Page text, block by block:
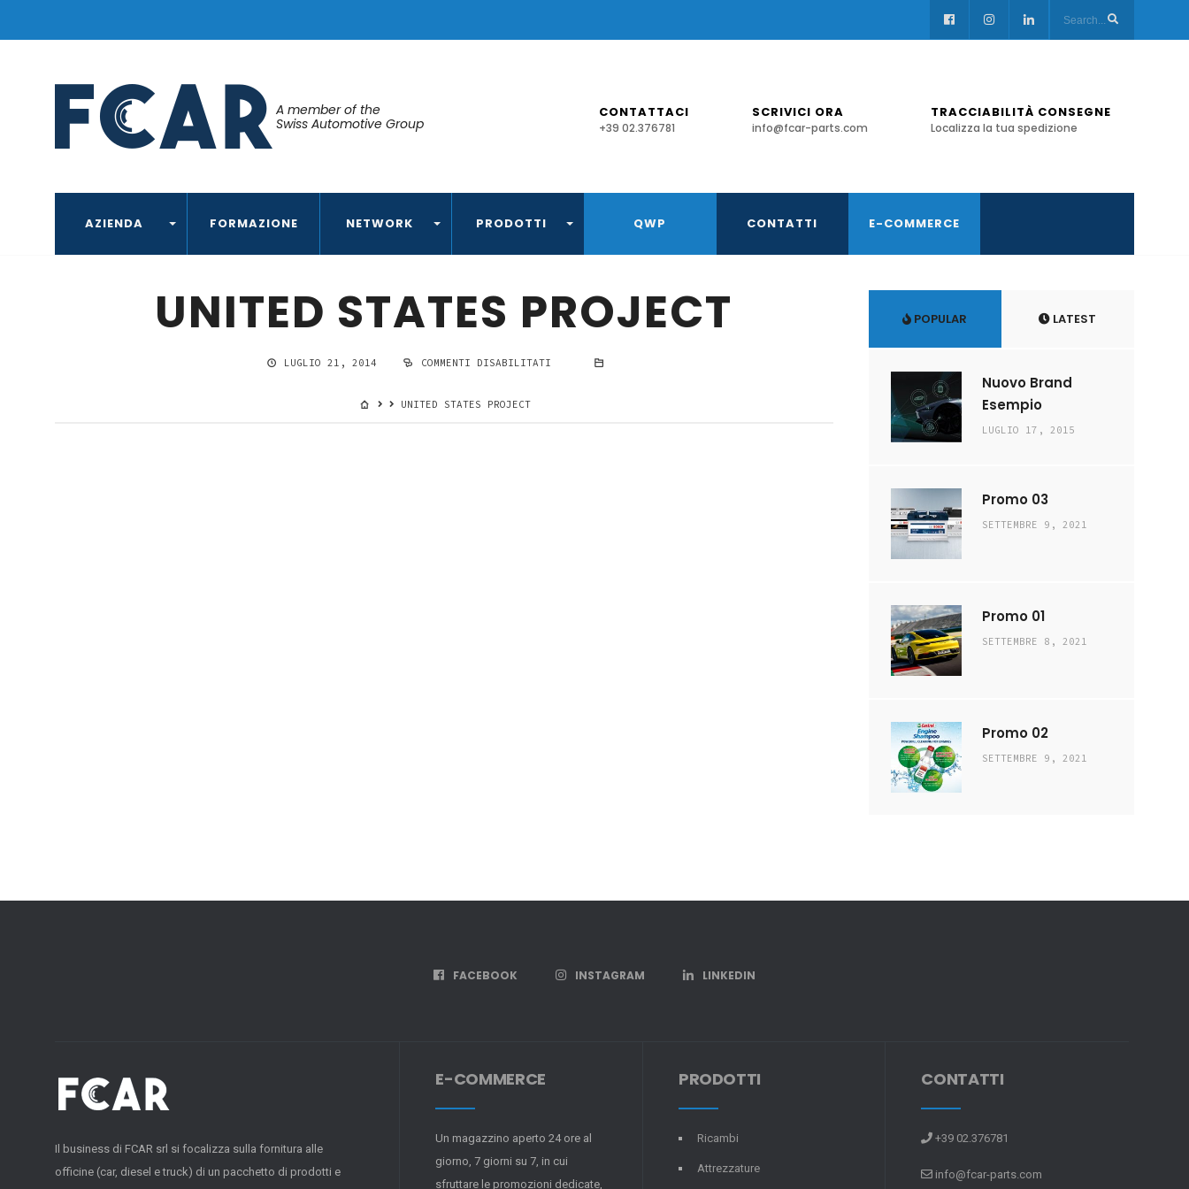
A member of the
Swiss Automotive Group
CONTATTACI
+39 02.376781
SCRIVICI ORA
info@fcar-parts.com
TRACCIABILITÀ CONSEGNE
Localizza la tua spedizione
AZIENDA FORMAZIONE NETWORK PRODOTTI QWP CONTATTI E-COMMERCE
UNITED STATES PROJECT
LUGLIO 21, 2014 COMMENTI DISABILITATI
UNITED STATES PROJECT
POPULAR LATEST
Nuovo Brand
Esempio
LUGLIO 17, 2015
Promo 03
SETTEMBRE 9, 2021
Promo 01
SETTEMBRE 8, 2021
Promo 02
SETTEMBRE 9, 2021
FACEBOOK INSTAGRAM LINKEDIN
Il business di FCAR srl si focalizza sulla fornitura alle
officine (car, diesel e truck) di un pacchetto di prodotti e
E-COMMERCE
Un magazzino aperto 24 ore al
giorno, 7 giorni su 7, in cui
sfruttare le promozioni dedicate,
PRODOTTI
Ricambi
Attrezzature
CONTATTI
+39 02.376781
info@fcar-parts.com